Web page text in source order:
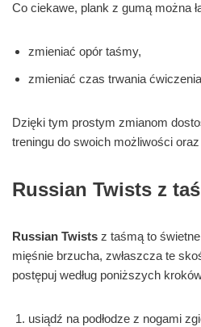
Co ciekawe, plank z gumą można
zmieniać opór taśmy,
zmieniać czas trwania
Dzięki tym prostym zmianom
treningu do swoich możliwości
Russian Twists z
Russian Twists z taśmą to
mięśnie brzucha, zwłaszcza te
postępuj według poniższych
usiądź na podłodze z nogami